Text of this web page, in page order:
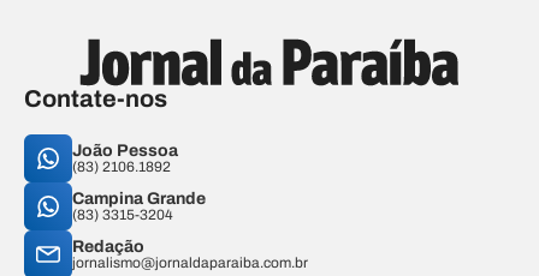
Contate-nos
João Pessoa
(83) 2106.1892
Campina Grande
(83) 3315-3204
Redação
jornalismo@jornaldaparaiba.com.br